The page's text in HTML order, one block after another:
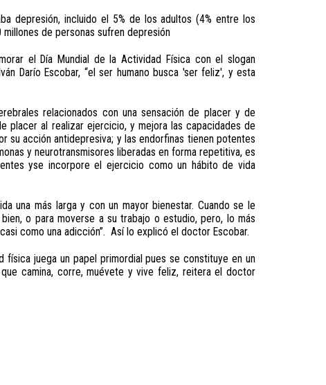
depresión, incluido el 5% de los adultos (4% entre los
de personas sufren depresión
el Día Mundial de la Actividad Física con el slogan
Darío Escobar, “el ser humano busca 'ser feliz', y esta
relacionados con una sensación de placer y de
placer al realizar ejercicio, y mejora las capacidades de
su acción antidepresiva; y las endorfinas tienen potentes
y neurotransmisores liberadas en forma repetitiva, es
yse incorpore el ejercicio como un hábito de vida
una más larga y con un mayor bienestar. Cuando se le
o para moverse a su trabajo o estudio, pero, lo más
como una adicción”. Así lo explicó el doctor Escobar.
juega un papel primordial pues se constituye en un
camina, corre, muévete y vive feliz, reitera el doctor